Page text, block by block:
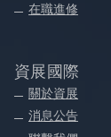
在職進修
資展國際
關於資展
消息公告